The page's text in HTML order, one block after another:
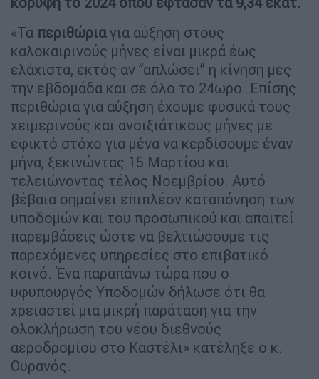
«Τα περιθώριαγια αύξηση στους
καλοκαιρινούς μήνες είναι μικρά έως
ελάχιστα, εκτός αν ”απλώσει” η κίνηση μες
την εβδομάδα και σε όλο το 24ωρο. Επίσης
περιθώρια για αύξηση έχουμε φυσικά τους
χειμερινούς και ανοιξιάτικους μήνες με
εφικτό στόχο για μένα να κερδίσουμε έναν
μήνα, ξεκινώντας 15 Μαρτίου και
τελειώνοντας τέλος Νοεμβρίου. Αυτό
βέβαια σημαίνει επιπλέον καταπόνηση των
υποδομών και του προσωπικού και απαιτεί
παρεμβάσεις ώστε να βελτιώσουμε τις
παρεχόμενες υπηρεσίες στο επιβατικό
κοινό. Ένα παραπάνω τώρα που ο
υφυπουργός Υποδομών δήλωσε ότι θα
χρειαστεί μια μικρή παράταση για την
ολοκλήρωση του νέου διεθνούς
αεροδρομίου στο Καστέλι» κατέληξε ο κ.
Ουρανός.